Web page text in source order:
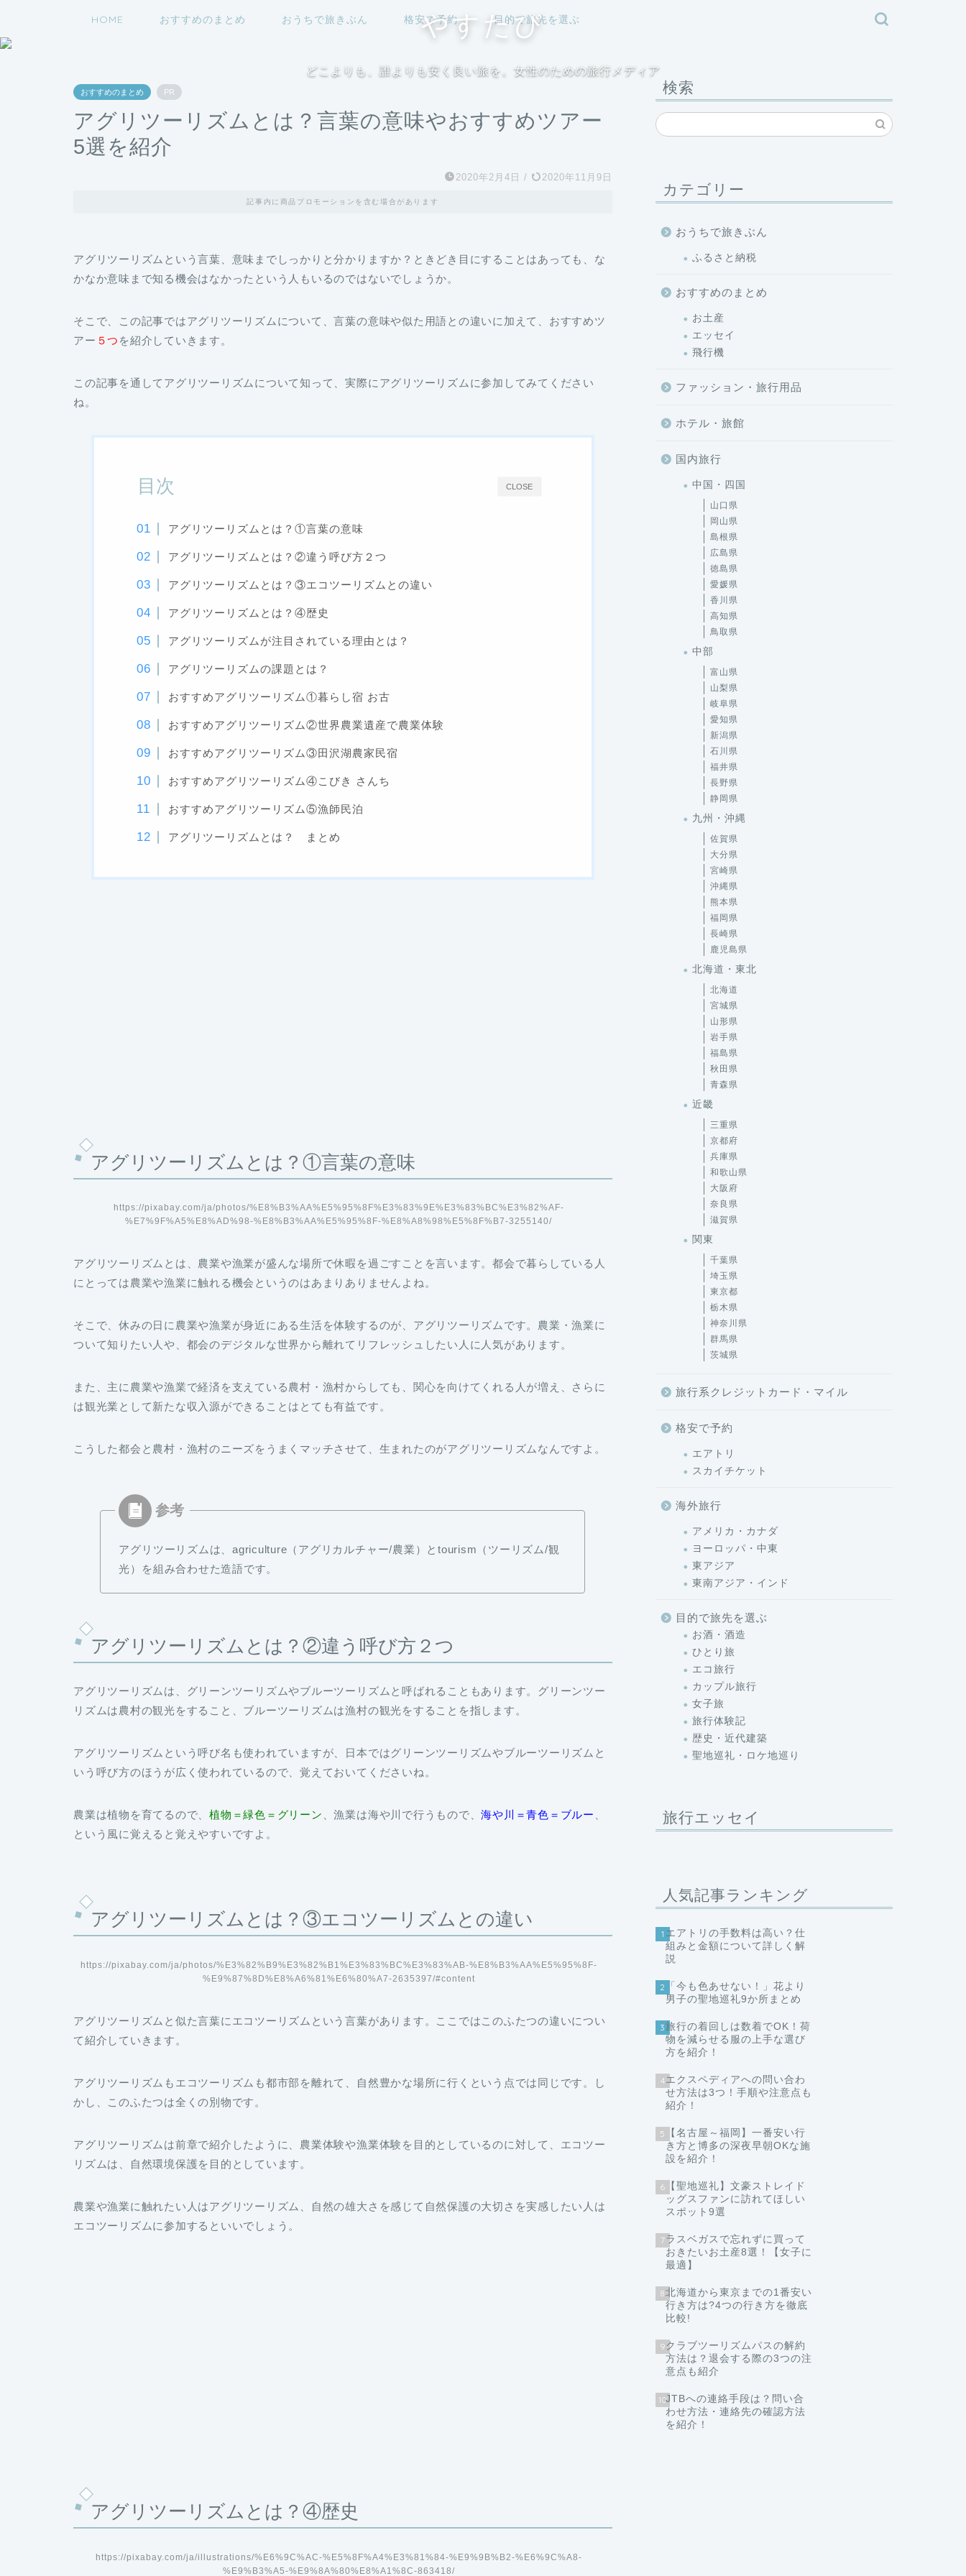
HOME おすすめのまとめ おうちで旅きぶん 格安で予約 目的で旅先を選ぶ
やすたび
どこよりも、誰よりも安く良い旅を。女性のための旅行メディア
おすすめのまとめ PR
アグリツーリズムとは？言葉の意味やおすすめツアー
5選を紹介
2020年2月4日 / 2020年11月9日
記事内に商品プロモーションを含む場合があります
アグリツーリズム という言葉、意味までしっかりと分かりますか？ときどき目にすることはあっても、な
かなか意味まで知る機会はなかったという人もいるのではないでしょうか。
そこで、この記事ではアグリツーリズムについて、言葉の意味や似た用語との違いに加えて、おすすめツ
アー ５つ を紹介していきます。
この記事を通してアグリツーリズムについて知って、実際にアグリツーリズムに参加してみてください
ね。
CLOSE
目次
アグリツーリズムとは？①言葉の意味
アグリツーリズムとは？②違う呼び方２つ
アグリツーリズムとは？③エコツーリズムとの違い
アグリツーリズムとは？④歴史
アグリツーリズムが注目されている理由とは？
アグリツーリズムの課題とは？
おすすめアグリツーリズム①暮らし宿 お古
おすすめアグリツーリズム②世界農業遺産で農業体験
おすすめアグリツーリズム③田沢湖農家民宿
おすすめアグリツーリズム④こびき さんち
おすすめアグリツーリズム⑤漁師民泊
アグリツーリズムとは？ まとめ
アグリツーリズムとは？①言葉の意味
https://pixabay.com/ja/photos/%E8%B3%AA%E5%95%8F%E3%83%9E%E3%83%BC%E3%82%AF-
%E7%9F%A5%E8%AD%98-%E8%B3%AA%E5%95%8F-%E8%A8%98%E5%8F%B7-3255140/
アグリツーリズム とは、 農業や漁業が盛んな場所で休暇を過ごすこと を言います。都会で暮らしている人
にとっては農業や漁業に触れる機会というのはあまりありませんよね。
そこで、休みの日に農業や漁業が身近にある生活を体験するのが、アグリツーリズムです。農業・漁業に
ついて知りたい人や、都会のデジタルな世界から離れてリフレッシュしたい人に人気があります。
また、主に農業や漁業で経済を支えている農村・漁村からしても、関心を向けてくれる人が増え、さらに
は観光業として新たな収入源ができることはとても有益です。
こうした都会と農村・漁村のニーズをうまくマッチさせて、生まれたのがアグリツーリズムなんですよ。
アグリツーリズムは、agriculture（アグリカルチャー/農業）とtourism（ツーリズム/観
光）を組み合わせた造語です。
アグリツーリズムとは？②違う呼び方２つ
アグリツーリズムは、 グリーンツーリズムやブルーツーリズム と呼ばれることもあります。グリーンツー
リズムは農村の観光をすること、ブルーツーリズムは漁村の観光をすることを指します。
アグリツーリズムという呼び名も使われていますが、日本ではグリーンツーリズムやブルーツーリズムと
いう呼び方のほうが広く使われているので、覚えておいてくださいね。
農業は植物を育てるので、植物＝緑色＝グリーン 、漁業は海や川で行うもので、海や川＝青色＝ブルー
という風に覚えると覚えやすいですよ。
アグリツーリズムとは？③エコツーリズムとの違い
https://pixabay.com/ja/photos/%E3%82%B9%E3%82%B1%E3%83%BC%E3%83%AB-%E8%B3%AA%E5%95%8F-
%E9%87%8D%E8%A6%81%E6%80%A7-2635397/#content
アグリツーリズムと似た言葉に エコツーリズム という言葉があります。ここではこのふたつの違いについ
て紹介していきます。
アグリツーリズムもエコツーリズムも都市部を離れて、自然豊かな場所に行くという点では同じです。し
かし、このふたつは全くの別物です。
アグリツーリズムは前章で紹介したように、農業体験や漁業体験を目的としているのに対して、エコツー
リズムは、
自然環境保護を目的 としています。
農業や漁業に触れたい人はアグリツーリズム、自然の雄大さを感じて自然保護の大切さを実感したい人は
エコツーリズムに参加するといいでしょう。
アグリツーリズムとは？④歴史
https://pixabay.com/ja/illustrations/%E6%9C%AC-%E5%8F%A4%E3%81%84-%E9%9B%B2-%E6%9C%A8-
%E9%B3%A5-%E9%8A%80%E8%A1%8C-863418/
検索
カテゴリー
おうちで旅きぶん
ふるさと納税
おすすめのまとめ
お土産
エッセイ
飛行機
ファッション・旅行用品
ホテル・旅館
国内旅行
中国・四国
山口県
岡山県
島根県
広島県
徳島県
愛媛県
香川県
高知県
鳥取県
中部
富山県
山梨県
岐阜県
愛知県
新潟県
石川県
福井県
長野県
静岡県
九州・沖縄
佐賀県
大分県
宮崎県
沖縄県
熊本県
福岡県
長崎県
鹿児島県
北海道・東北
北海道
宮城県
山形県
岩手県
福島県
秋田県
青森県
近畿
三重県
京都府
兵庫県
和歌山県
大阪府
奈良県
滋賀県
関東
千葉県
埼玉県
東京都
栃木県
神奈川県
群馬県
茨城県
旅行系クレジットカード・マイル
格安で予約
エアトリ
スカイチケット
海外旅行
アメリカ・カナダ
ヨーロッパ・中東
東アジア
東南アジア・インド
目的で旅先を選ぶ
お酒・酒造
ひとり旅
エコ旅行
カップル旅行
女子旅
旅行体験記
歴史・近代建築
聖地巡礼・ロケ地巡り
旅行エッセイ
人気記事ランキング
1 エアトリの手数料は高い？仕
組みと金額について詳しく解
説
2 「今も色あせない！」花より
男子の聖地巡礼9か所まとめ
3旅行の着回しは数着でOK！荷
物を減らせる服の上手な選び
方を紹介！
4エクスペディアへの問い合わ
せ方法は3つ！手順や注意点も
紹介！
5 【名古屋～福岡】一番安い行
き方と博多の深夜早朝OKな施
設を紹介！
6 【聖地巡礼】文豪ストレイド
ッグスファンに訪れてほしい
スポット9選
7ラスベガスで忘れずに買って
おきたいお土産8選！【女子に
最適】
8北海道から東京までの1番安い
行き方は?4つの行き方を徹底
比較!
9 クラブツーリズムパスの解約
方法は？退会する際の3つの注
意点も紹介
10JTBへの連絡手段は？問い合
わせ方法・連絡先の確認方法
を紹介！